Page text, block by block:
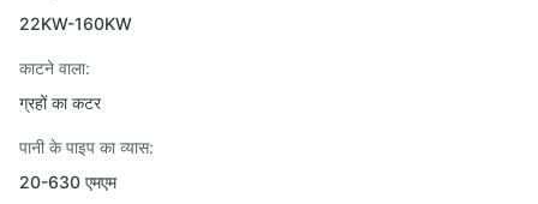
22KW-160KW
काटने वाला:
ग्रहों का कटर
पानी के पाइप का व्यास:
20-630 एमएम